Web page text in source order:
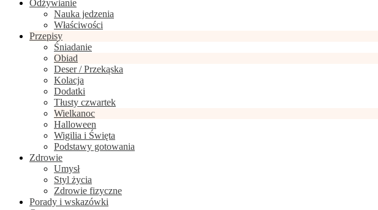
Odżywianie
Nauka jedzenia
Właściwości
Przepisy
Śniadanie
Obiad
Deser / Przekąska
Kolacja
Dodatki
Tłusty czwartek
Wielkanoc
Halloween
Wigilia i Święta
Podstawy gotowania
Zdrowie
Umysł
Styl życia
Zdrowie fizyczne
Porady i wskazówki